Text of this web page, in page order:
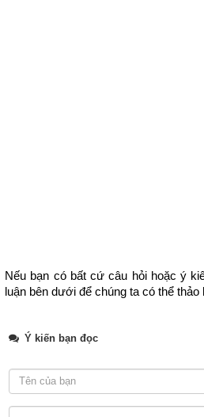
là cuốn sách
khác, trải qua hàng ngàn năm được
Ngọc hạp chánh tông thì Về vận
Nếu bạn có bất cứ câu hỏi hoặc ý
luận bên dưới để chúng ta có thể thảo
Ý kiến bạn đọc